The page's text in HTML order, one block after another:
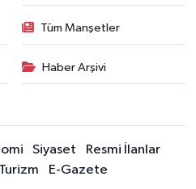
Tüm Manşetler
Haber Arşivi
Siyaset
Resmi İlanlar
Turizm E-Gazete